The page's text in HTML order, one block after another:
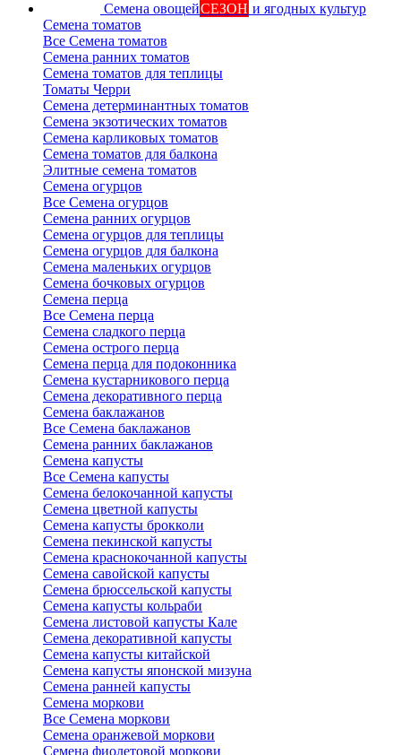
Семена овощейСЕЗОН и ягодных культур
Семена томатов
Все Семена томатов
Семена ранних томатов
Семена томатов для теплицы
Томаты Черри
Семена детерминантных томатов
Семена экзотических томатов
Семена карликовых томатов
Семена томатов для балкона
Элитные семена томатов
Семена огурцов
Все Семена огурцов
Семена ранних огурцов
Семена огурцов для теплицы
Семена огурцов для балкона
Семена маленьких огурцов
Семена бочковых огурцов
Семена перца
Все Семена перца
Семена сладкого перца
Семена острого перца
Семена перца для подоконника
Семена кустарникового перца
Семена декоративного перца
Семена баклажанов
Все Семена баклажанов
Семена ранних баклажанов
Семена капусты
Все Семена капусты
Семена белокочанной капусты
Семена цветной капусты
Семена капусты брокколи
Семена пекинской капусты
Семена краснокочанной капусты
Семена савойской капусты
Семена брюссельской капусты
Семена капусты кольраби
Семена листовой капусты Кале
Семена декоративной капусты
Семена капусты китайской
Семена капусты японской мизуна
Семена ранней капусты
Семена моркови
Все Семена моркови
Семена оранжевой моркови
Семена фиолетовой моркови